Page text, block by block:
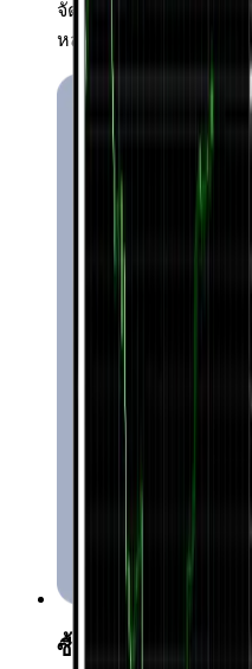
จัดการตำแหน่งของคุณ
หลาย
ซื้อขายเพียงคลิกเดีย